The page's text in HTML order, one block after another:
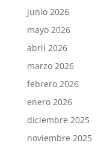
junio 2026
mayo 2026
abril 2026
marzo 2026
febrero 2026
enero 2026
diciembre 2025
noviembre 2025